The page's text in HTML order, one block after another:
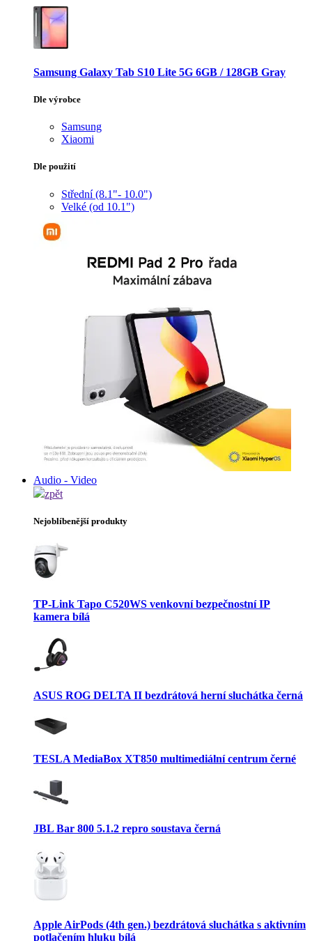
Samsung Galaxy Tab S10 Lite 5G 6GB / 128GB Gray
Dle výrobce
Samsung
Xiaomi
Dle použití
Střední (8.1"- 10.0")
Velké (od 10.1")
Audio - Video
zpět
Nejoblíbenější produkty
TP-Link Tapo C520WS venkovní bezpečnostní IP
kamera bílá
ASUS ROG DELTA II bezdrátová herní sluchátka černá
TESLA MediaBox XT850 multimediální centrum černé
JBL Bar 800 5.1.2 repro soustava černá
Apple AirPods (4th gen.) bezdrátová sluchátka s aktivním
potlačením hluku bílá